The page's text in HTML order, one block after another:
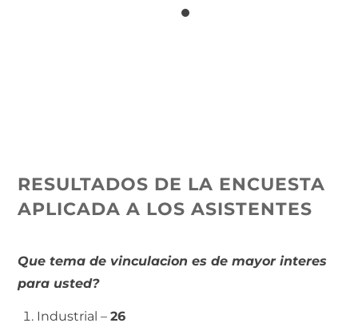
RESULTADOS DE LA ENCUESTA
APLICADA A LOS ASISTENTES
Que tema de vinculacion es de mayor interes
para usted?
Industrial –26